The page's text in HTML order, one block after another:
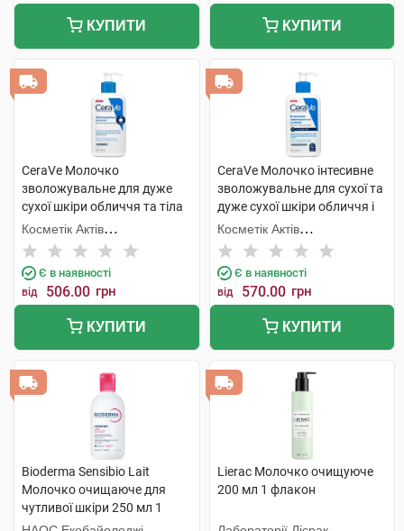
КУПИТИ КУПИТИ
CeraVe Молочко
зволожувальне для дуже
сухої шкіри обличчя та тіла
236 мл 1 флакон
Косметік Актів
Інтернаціональ
Є в наявності
від 506.00 грн
КУПИТИ
CeraVe Молочко інтесивне
зволожувальне для сухої та
дуже сухої шкіри обличчя і
тіла 236 мл 1 флакон
Косметік Актів
Інтернаціональ
Є в наявності
від 570.00 грн
КУПИТИ
Bioderma Sensibio Lait
Молочко очищаюче для
чутливої шкіри 250 мл 1
флакон
Lierac Молочко очищуюче
200 мл 1 флакон